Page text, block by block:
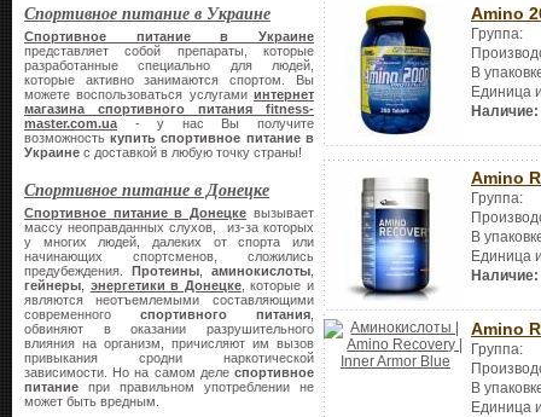
Спортивное питание в Украине
Спортивное питание в Украине
представляет собой препараты, которые
разработанные специально для людей,
которые активно занимаются спортом. Вы
можете воспользоваться услугами интернет
магазина спортивного питания
fitness-
master.com.ua - у нас Вы получите
возможностькупить спортивное питание в
Украине с доставкой в любую точку страны!
Спортивное питание в Донецке
Спортивное питание в Донецке вызывает
массу неоправданных слухов, из-за которых
у многих людей, далеких от спорта или
начинающих спортсменов, сложились
предубеждения. Протеины аминокислоты
гейнеры
энергетики в Донецке, которые и
являются неотъемлемыми составляющими
современного спортивного питания
обвиняют в оказании разрушительного
влияния на организм, причисляют им вызов
привыкания сродни наркотической
зависимости. Но на самом деле спортивное
питание при правильном употреблении не
может быть вредным.
Amino
Группа:
В
Единица
Наличие:
Amino
Группа:
В
Единица
Наличие:
Amino
Группа:
В
Единица